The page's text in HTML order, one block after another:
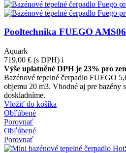
Pooltechnika FUEGO AMS06
Aquark
719,00 € (s DPH) i
Výše uplatněné DPH je 23% pro
Bazénové tepelné čerpadlo FUEGO
objemu 20 m3. Vhodné aj pre bazény
doskladníme.
Vložiť do košíka
Obľúbené
Porovnať
Obľúbené
Porovnať